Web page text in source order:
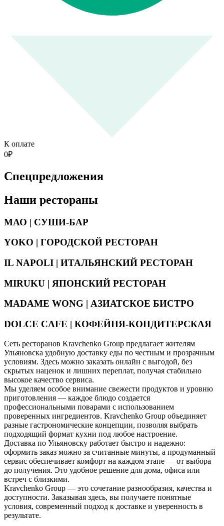
К оплате
0₽
Спецпредложения
Наши рестораны
МАО | СУШИ-БАР
YOKO | ГОРОДСКОЙ РЕСТОРАН
IL NAPOLI | ИТАЛЬЯНСКИЙ РЕСТОРАН
MIRUKU | ЯПОНСКИЙ РЕСТОРАН
MADAME WONG | АЗИАТСКОЕ БИСТРО
DOLCE CAFE | КОФЕЙНЯ-КОНДИТЕРСКАЯ
Сеть ресторанов Kravchenko Group предлагает жителям
Ульяновска удобную доставку еды по честным и прозрачным
условиям. Здесь можно заказать онлайн с выгодой, без
скрытых наценок и лишних переплат, получая стабильно
высокое качество сервиса.
Мы уделяем особое внимание свежести продуктов и уровню
приготовления — каждое блюдо создается
профессиональными поварами с использованием
проверенных ингредиентов. Kravchenko Group объединяет
разные гастрономические концепции, позволяя выбрать
подходящий формат кухни под любое настроение.
Доставка по Ульяновску работает быстро и надежно:
оформить заказ можно за считанные минуты, а продуманный
сервис обеспечивает комфорт на каждом этапе — от выбора
до получения. Это удобное решение для дома, офиса или
встреч с близкими.
Kravchenko Group — это сочетание разнообразия, качества и
доступности. Заказывая здесь, вы получаете понятные
условия, современный подход к доставке и уверенность в
результате.